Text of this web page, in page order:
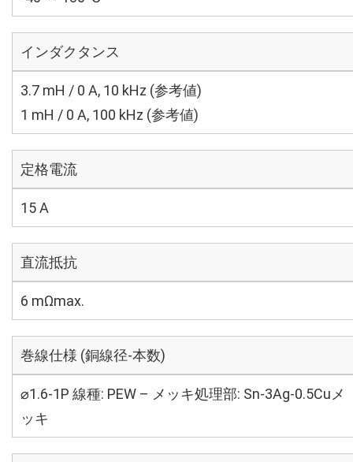
インダクタンス
3.7 mH / 0 A, 10 kHz (参考値)
1 mH / 0 A, 100 kHz (参考値)
定格電流
15 A
直流抵抗
6 mΩmax.
巻線仕様 (銅線径-本数)
⌀1.6-1P 線種: PEW – メッキ処理部: Sn-3Ag-0.5Cuメ
ッキ